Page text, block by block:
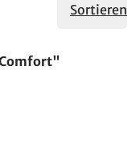
Sortieren